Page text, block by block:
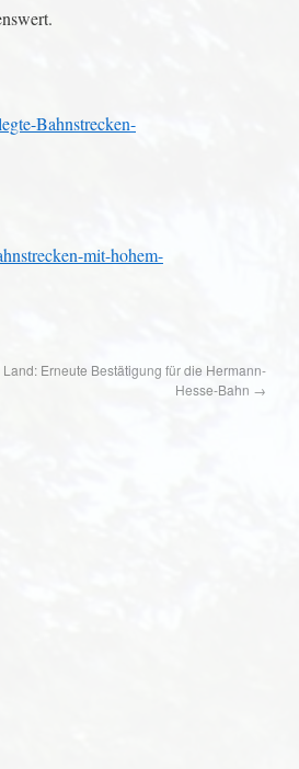
Bahnstrecken-
mit-hohem-
Erneute Bestätigung für die Hermann-
Hesse-Bahn →